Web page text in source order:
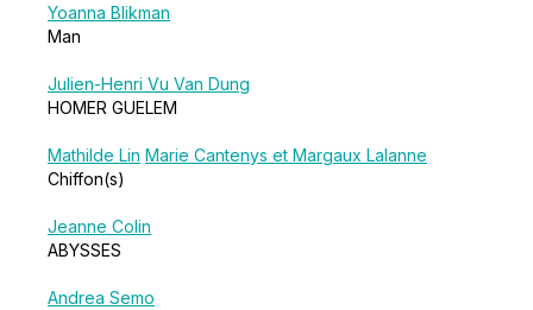
Yoanna Blikman
Man
Julien-Henri Vu Van Dung
HOMER GUELEM
Mathilde Lin Marie Cantenys et Margaux Lalanne
Chiffon(s)
Jeanne Colin
ABYSSES
Andrea Semo